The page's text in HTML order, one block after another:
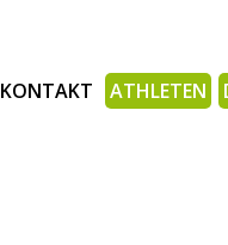
KONTAKT ATHLETEN